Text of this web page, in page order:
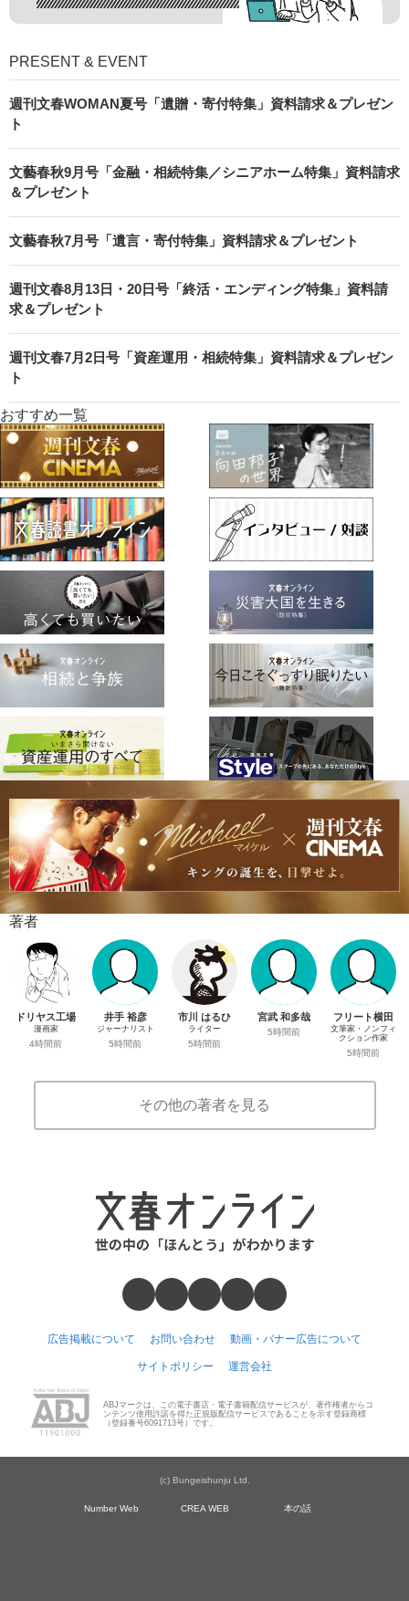
PRESENT & EVENT
週刊文春WOMAN夏号「遺贈・寄付特集」資料請求＆プレゼン
ト
文藝春秋9月号「金融・相続特集／シニアホーム特集」資料請求
＆プレゼント
文藝春秋7月号「遺言・寄付特集」資料請求＆プレゼント
週刊文春8月13日・20日号「終活・エンディング特集」資料請
求＆プレゼント
週刊文春7月2日号「資産運用・相続特集」資料請求＆プレゼン
ト
おすすめ一覧
著者
ドリヤス工場
漫画家
4時間前
井手 裕彦
ジャーナリスト
5時間前
市川 はるひ
ライター
5時間前
宮武 和多哉
5時間前
フリート横田
文筆家・ノンフィ
クション作家
5時間前
その他の著者を見る
広告掲載について お問い合わせ 動画・バナー広告について
サイトポリシー 運営会社
ABJマークは、この電子書店・電子書籍配信サービスが、著作権者からコ
ンテンツ使用許諾を得た正規版配信サービスであることを示す登録商標
（登録番号6091713号）です。
(c) Bungeishunju Ltd.
Number Web CREA WEB 本の話